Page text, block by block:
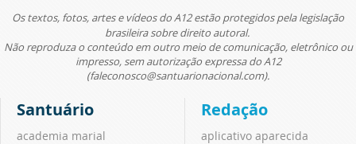
Os textos, fotos, artes e vídeos do A12 estão protegidos pela legislação
brasileira sobre direito autoral.
Não reproduza o conteúdo em outro meio de comunicação, eletrônico ou
impresso, sem autorização expressa do A12
(faleconosco@santuarionacional.com).
Santuário
academia marial
Redação
aplicativo aparecida